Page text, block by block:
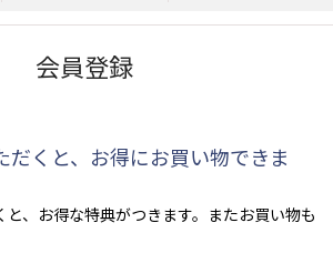
会員登録
だくと、お得にお買い物できま
、お得な特典がつきます。またお買い物も